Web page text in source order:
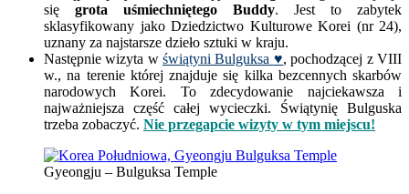
się grota uśmiechniętego Buddy. Jest to zabytek
sklasyfikowany jako Dziedzictwo Kulturowe Korei (nr 24),
uznany za najstarsze dzieło sztuki w kraju.
Następnie wizyta w świątyni Bulguksa ♥, pochodzącej z VIII
w., na terenie której znajduje się kilka bezcennych skarbów
narodowych Korei. To zdecydowanie najciekawsza i
najważniejsza część całej wycieczki. Świątynię Bulguska
trzeba zobaczyć. Nie przegapcie wizyty w tym miejscu!
Gyeongju – Bulguksa Temple